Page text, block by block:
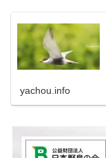
yachou.info